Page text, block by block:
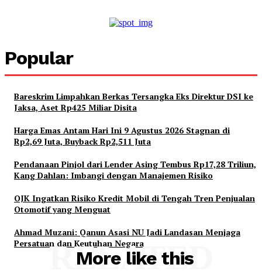
Popular
Bareskrim Limpahkan Berkas Tersangka Eks Direktur DSI ke
Jaksa, Aset Rp425 Miliar Disita
Harga Emas Antam Hari Ini 9 Agustus 2026 Stagnan di
Rp2,69 Juta, Buyback Rp2,511 Juta
Pendanaan Pinjol dari Lender Asing Tembus Rp17,28 Triliun,
Kang Dahlan: Imbangi dengan Manajemen Risiko
OJK Ingatkan Risiko Kredit Mobil di Tengah Tren Penjualan
Otomotif yang Menguat
Ahmad Muzani: Qanun Asasi NU Jadi Landasan Menjaga
Persatuan dan Keutuhan Negara
More like this
RELATED